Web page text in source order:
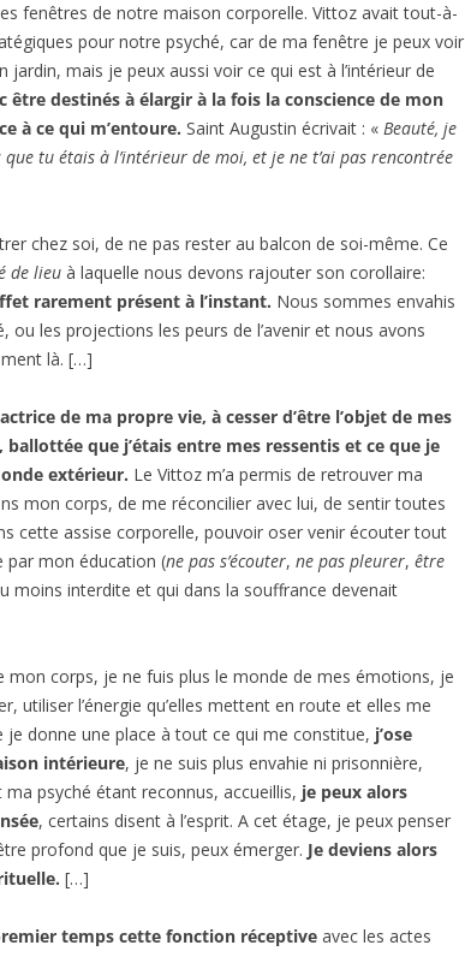
fenêtres de notre maison corporelle. Vittoz avait tout-à-
pour notre psyché, car de ma fenêtre je peux voir
jardin, mais je peux aussi voir ce qui est à l’intérieur de
être destinés à élargir à la fois la conscience de mon
à ce qui m’entoure. Saint Augustin écrivait : « Beauté, je
tu étais à l’intérieur de moi, et je ne t’ai pas rencontrée
chez soi, de ne pas rester au balcon de soi-même. Ce
de lieu à laquelle nous devons rajouter son corollaire:
rarement présent à l’instant. Nous sommes envahis
ou les projections les peurs de l’avenir et nous avons
là. […]
de ma propre vie, à cesser d’être l’objet de mes
que j’étais entre mes ressentis et ce que je
extérieur. Le Vittoz m’a permis de retrouver ma
mon corps, de me réconcilier avec lui, de sentir toutes
cette assise corporelle, pouvoir oser venir écouter tout
par mon éducation (ne pas s’écouter, ne pas pleurer, être
moins interdite et qui dans la souffrance devenait
mon corps, je ne fuis plus le monde de mes émotions, je
utiliser l’énergie qu’elles mettent en route et elles me
donne une place à tout ce qui me constitue, j’ose
intérieure, je ne suis plus envahie ni prisonnière,
psyché étant reconnus, accueillis, je peux alors
, certains disent à l’esprit. A cet étage, je peux penser
profond que je suis, peux émerger. Je deviens alors
[…]
temps cette fonction réceptive avec les actes